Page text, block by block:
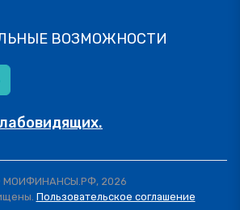
ВОЗМОЖНОСТИ
МОИФИНАНСЫ.РФ, 2026
Пользовательское соглашение